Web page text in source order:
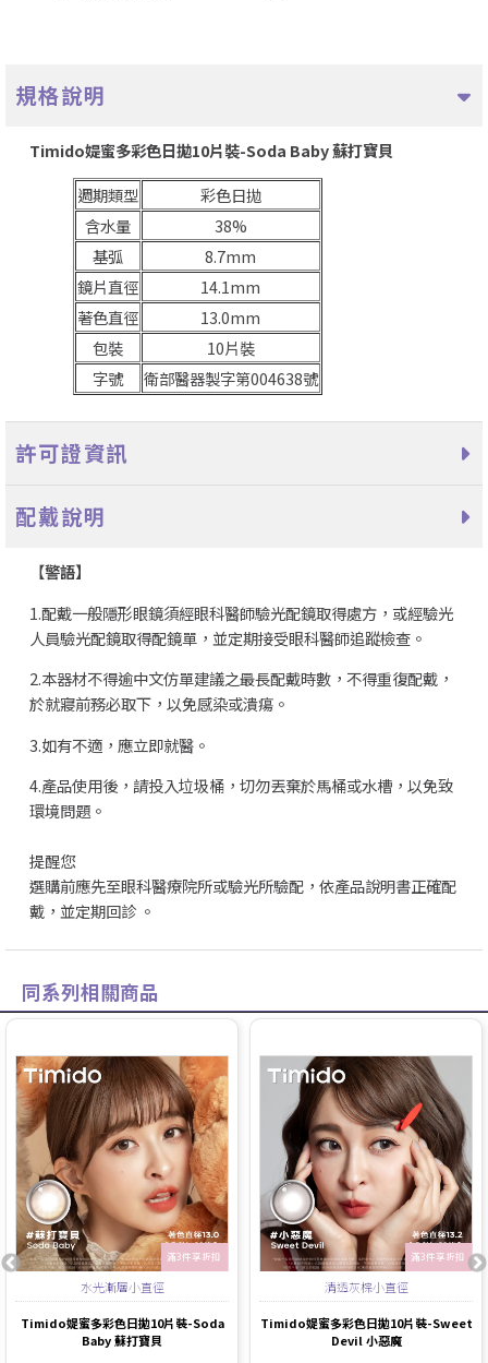
規格說明
Timido媞蜜多彩色日拋10片裝-Soda Baby 蘇打寶貝
週期類型
彩色日拋
含水量
38%
基弧
8.7mm
鏡片直徑
14.1mm
著色直徑
13.0mm
包裝
10片裝
字號
衛部醫器製字第004638號
許可證資訊
配戴說明
【警語】
1.配戴一般隱形眼鏡須經眼科醫師驗光配鏡取得處方，或經驗光
人員驗光配鏡取得配鏡單，並定期接受眼科醫師追蹤檢查。
2.本器材不得逾中文仿單建議之最長配戴時數，不得重復配戴，
於就寢前務必取下，以免感染或潰瘍。
3.如有不適，應立即就醫。
4.產品使用後，請投入垃圾桶，切勿丟棄於馬桶或水槽，以免致
環境問題。
提醒您
選購前應先至眼科醫療院所或驗光所驗配，依產品說明書正確配
戴，並定期回診 。
同系列相關商品
滿3件享折扣
水光漸層小直徑
Timido媞蜜多彩色日拋10片裝-Soda
Baby 蘇打寶貝
滿3件享折扣
清透灰棕小直徑
Timido媞蜜多彩色日拋10片裝-Sweet
Devil 小惡魔